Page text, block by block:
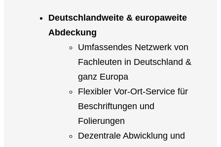
Deutschlandweite & europaweite
Abdeckung
Umfassendes Netzwerk von
Fachleuten in Deutschland &
ganz Europa
Flexibler Vor-Ort-Service für
Beschriftungen und
Folierungen
Dezentrale Abwicklung und